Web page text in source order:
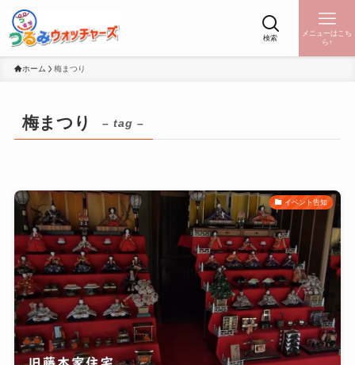
検索
メニューはこち
ら↑
ホーム 梅まつり
梅まつり – tag –
イベント告知